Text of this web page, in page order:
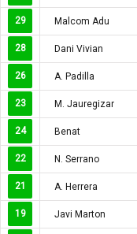
29 Malcom Adu
28 Dani Vivian
26 A. Padilla
23 M. Jauregizar
24 Benat
22 N. Serrano
21 A. Herrera
19 Javi Marton